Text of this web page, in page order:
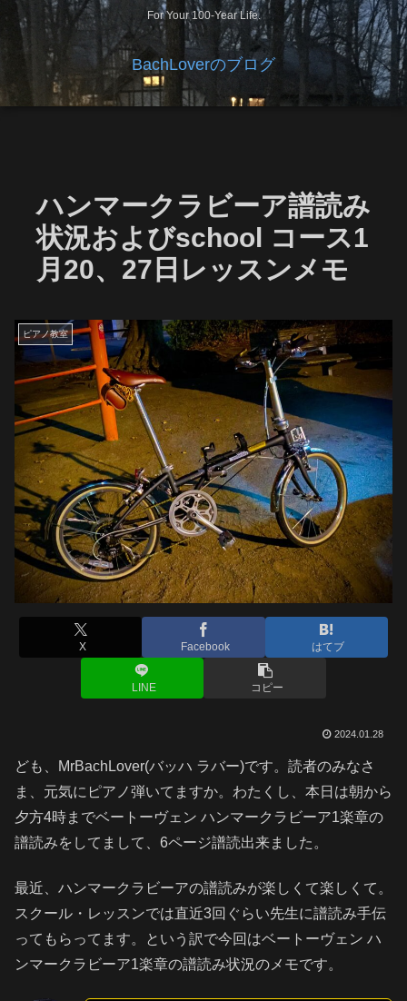
For Your 100-Year Life.
BachLoverのブログ
ハンマークラビーア譜読み
状況およびschool コース1
月20、27日レッスンメモ
ピアノ教室
X Facebook はてブ
LINE コピー
2024.01.28
ども、MrBachLover(バッハ ラバー)です。読者のみなさ
ま、元気にピアノ弾いてますか。わたくし、本日は朝から
夕方4時までベートーヴェン ハンマークラビーア1楽章の
譜読みをしてまして、6ページ譜読出来ました。
最近、ハンマークラビーアの譜読みが楽しくて楽しくて。
スクール・レッスンでは直近3回ぐらい先生に譜読み手伝
ってもらってます。という訳で今回はベートーヴェン ハ
ンマークラビーア1楽章の譜読み状況のメモです。